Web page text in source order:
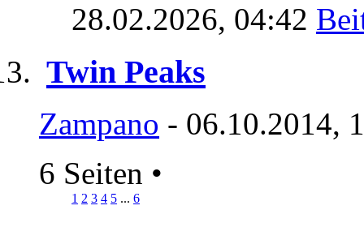
28.02.2026, 04:42
Twin Peaks
Zampano - 06.10.2014,
6 Seiten •
1 2 3 4 5 ... 6